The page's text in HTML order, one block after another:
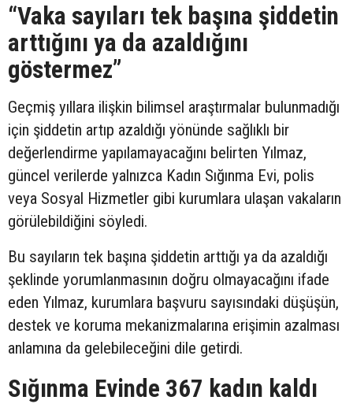
“Vaka sayıları tek başına şiddetin
arttığını ya da azaldığını
göstermez”
Geçmiş yıllara ilişkin bilimsel araştırmalar bulunmadığı
için şiddetin artıp azaldığı yönünde sağlıklı bir
değerlendirme yapılamayacağını belirten Yılmaz,
güncel verilerde yalnızca Kadın Sığınma Evi, polis
veya Sosyal Hizmetler gibi kurumlara ulaşan vakaların
görülebildiğini söyledi.
Bu sayıların tek başına şiddetin arttığı ya da azaldığı
şeklinde yorumlanmasının doğru olmayacağını ifade
eden Yılmaz, kurumlara başvuru sayısındaki düşüşün,
destek ve koruma mekanizmalarına erişimin azalması
anlamına da gelebileceğini dile getirdi.
Sığınma Evinde 367 kadın kaldı